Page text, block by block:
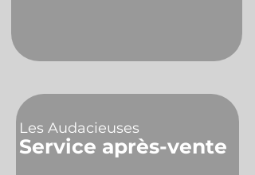
Les Audacieuses
Service après-vente